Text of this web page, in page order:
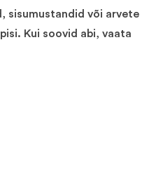
sisumustandid või arvete
Kui soovid abi, vaata